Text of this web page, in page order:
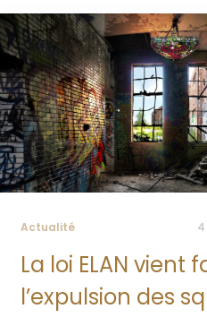
Actualité
La loi ELAN vient
l’expulsion des